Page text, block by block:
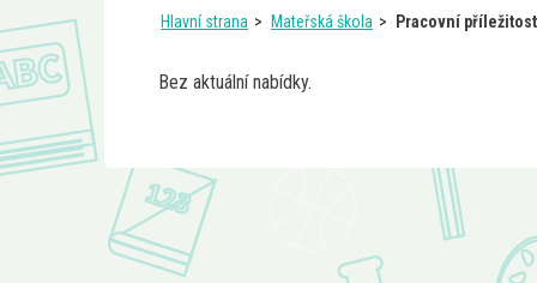
Hlavní strana Mateřská škola Pracovní
Bez aktuální nabídky.